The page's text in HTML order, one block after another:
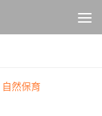
自然保育